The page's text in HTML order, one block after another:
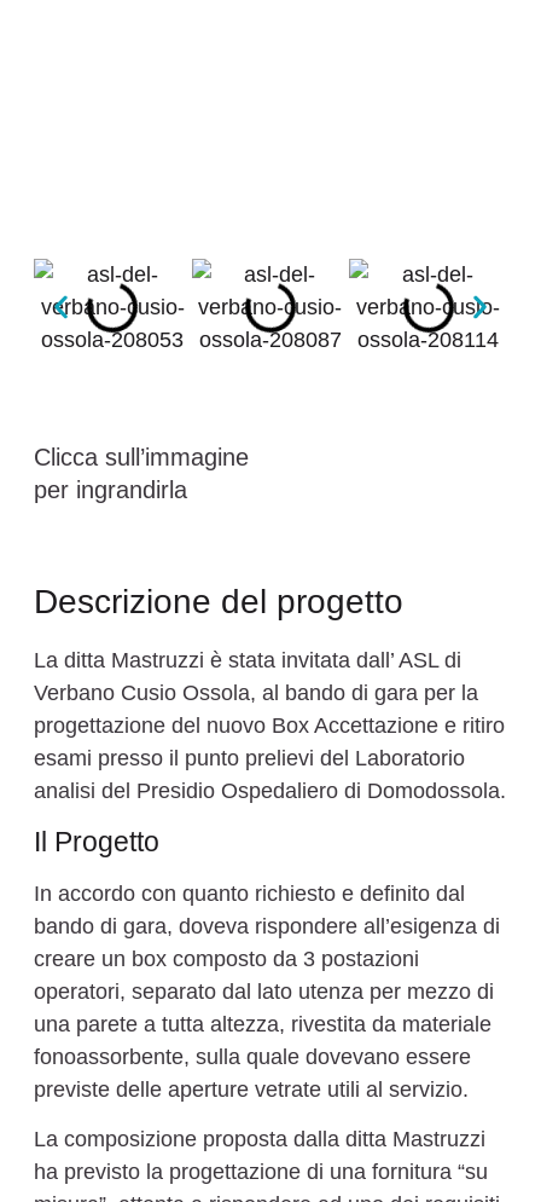
Clicca sull’immagine
per ingrandirla
Descrizione del progetto
La ditta Mastruzzi è stata invitata dall’ ASL di
Verbano Cusio Ossola, al bando di gara per la
progettazione del nuovo Box Accettazione e ritiro
esami presso il punto prelievi del Laboratorio
analisi del Presidio Ospedaliero di Domodossola.
Il Progetto
In accordo con quanto richiesto e definito dal
bando di gara, doveva rispondere all’esigenza di
creare un box composto da 3 postazioni
operatori, separato dal lato utenza per mezzo di
una parete a tutta altezza, rivestita da materiale
fonoassorbente, sulla quale dovevano essere
previste delle aperture vetrate utili al servizio.
La composizione proposta dalla ditta Mastruzzi
ha previsto la progettazione di una fornitura “su